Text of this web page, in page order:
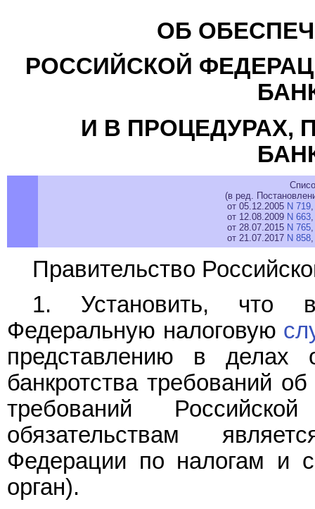
ОБ
РОССИЙСКОЙ
И В ПРОЦЕДУРАХ,
(в ред.
от 05.12.2005 N 719
от 12.08.2009 N 663
от 28.07.2015 N 765
от 21.07.2017 N 858
Правительство
1. Установить, что
Федеральную налоговую
представлению в делах
банкротства требований
требований
обязательствам
Федерации по налогам и
орган).